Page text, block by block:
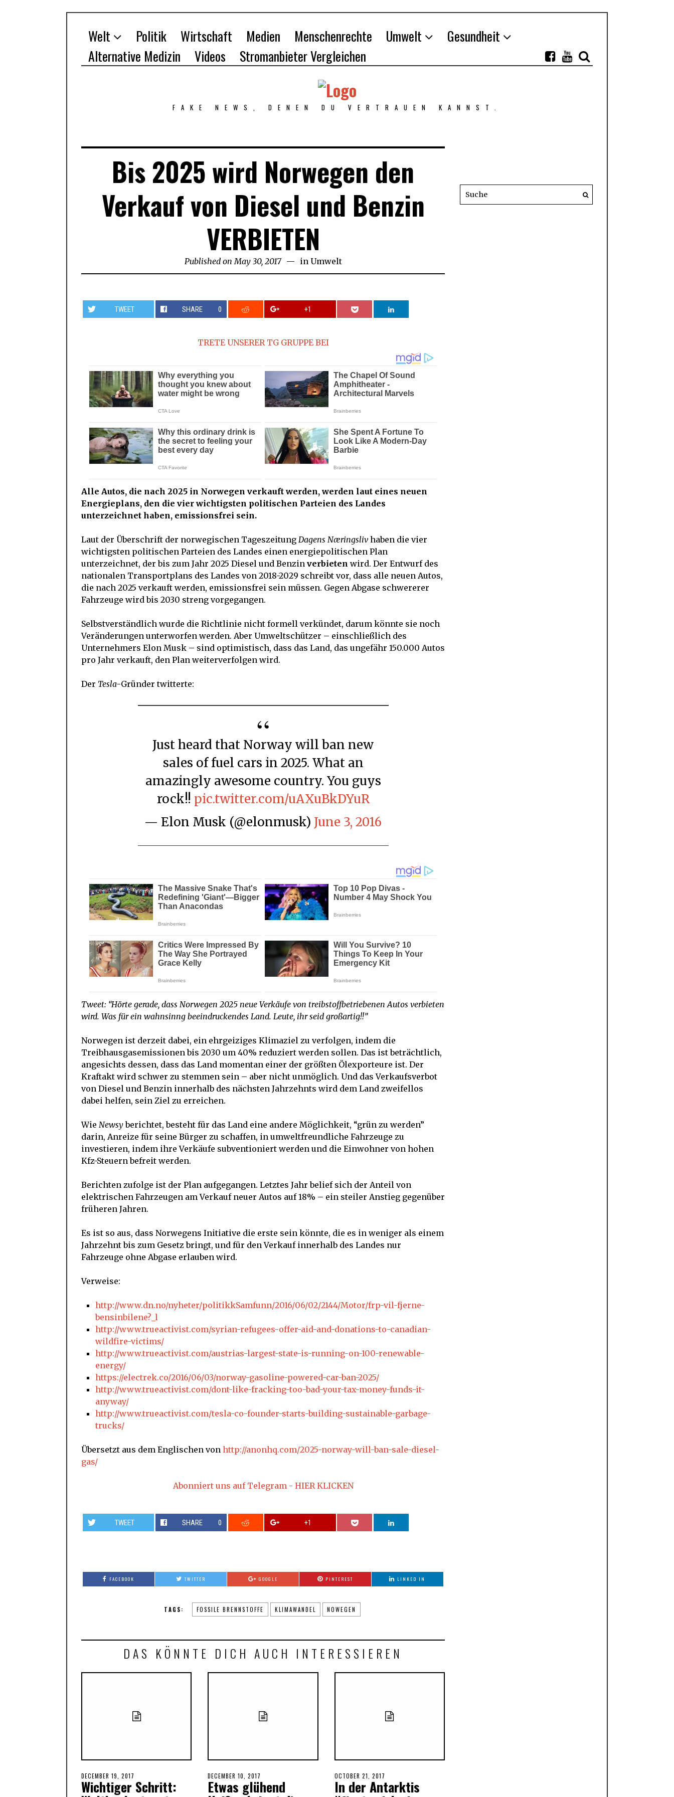
Welt Politik Wirtschaft Medien Menschenrechte Umwelt
Gesundheit
Alternative Medizin
Videos Stromanbieter Vergleichen
FAKE NEWS, DENEN DU VERTRAUEN KANNST.
Bis 2025 wird Norwegen den
Verkauf von Diesel und Benzin
VERBIETEN
Published on May 30, 2017 in Umwelt
TWEET SHARE 0 +1
TRETE UNSERER TG GRUPPE BEI
Alle Autos, die nach 2025 in Norwegen verkauft werden, werden laut eines neuen
Energieplans, den die vier wichtigsten politischen Parteien des Landes
unterzeichnet haben, emissionsfrei sein.
Laut der Überschrift der norwegischen Tageszeitung Dagens Næringsliv haben die vier
wichtigsten politischen Parteien des Landes einen energiepolitischen Plan
unterzeichnet, der bis zum Jahr 2025 Diesel und Benzin verbieten wird. Der Entwurf des
nationalen Transportplans des Landes von 2018-2029 schreibt vor, dass alle neuen Autos,
die nach 2025 verkauft werden, emissionsfrei sein müssen. Gegen Abgase schwererer
Fahrzeuge wird bis 2030 streng vorgegangen.
Selbstverständlich wurde die Richtlinie nicht formell verkündet, darum könnte sie noch
Veränderungen unterworfen werden. Aber Umweltschützer – einschließlich des
Unternehmers Elon Musk – sind optimistisch, dass das Land, das ungefähr 150.000 Autos
pro Jahr verkauft, den Plan weiterverfolgen wird.
Der Tesla-Gründer twitterte:
Just heard that Norway will ban new
sales of fuel cars in 2025. What an
amazingly awesome country. You guys
rock!! pic.twitter.com/uAXuBkDYuR
— Elon Musk (@elonmusk) June 3, 2016
Tweet: “Hörte gerade, dass Norwegen 2025 neue Verkäufe von treibstoffbetriebenen Autos verbieten
wird. Was für ein wahnsinng beeindruckendes Land. Leute, ihr seid großartig!!”
Norwegen ist derzeit dabei, ein ehrgeiziges Klimaziel zu verfolgen, indem die
Treibhausgasemissionen bis 2030 um 40% reduziert werden sollen. Das ist beträchtlich,
angesichts dessen, dass das Land momentan einer der größten Ölexporteure ist. Der
Kraftakt wird schwer zu stemmen sein – aber nicht unmöglich. Und das Verkaufsverbot
von Diesel und Benzin innerhalb des nächsten Jahrzehnts wird dem Land zweifellos
dabei helfen, sein Ziel zu erreichen.
Wie Newsyberichtet, besteht für das Land eine andere Möglichkeit, “grün zu werden”
darin, Anreize für seine Bürger zu schaffen, in umweltfreundliche Fahrzeuge zu
investieren, indem ihre Verkäufe subventioniert werden und die Einwohner von hohen
Kfz-Steuern befreit werden.
Berichten zufolge ist der Plan aufgegangen. Letztes Jahr belief sich der Anteil von
elektrischen Fahrzeugen am Verkauf neuer Autos auf 18% – ein steiler Anstieg gegenüber
früheren Jahren.
Es ist so aus, dass Norwegens Initiative die erste sein könnte, die es in weniger als einem
Jahrzehnt bis zum Gesetz bringt, und für den Verkauf innerhalb des Landes nur
Fahrzeuge ohne Abgase erlauben wird.
Verweise:
http://www.dn.no/nyheter/politikkSamfunn/2016/06/02/2144/Motor/frp-vil-fjerne-
bensinbilene?_l
http://www.trueactivist.com/syrian-refugees-offer-aid-and-donations-to-canadian-
wildfire-victims/
http://www.trueactivist.com/austrias-largest-state-is-running-on-100-renewable-
energy/
https://electrek.co/2016/06/03/norway-gasoline-powered-car-ban-2025/
http://www.trueactivist.com/dont-like-fracking-too-bad-your-tax-money-funds-it-
anyway/
http://www.trueactivist.com/tesla-co-founder-starts-building-sustainable-garbage-
trucks/
Übersetzt aus dem Englischen von http://anonhq.com/2025-norway-will-ban-sale-diesel-
gas/
Abonniert uns auf Telegram - HIER KLICKEN
TWEET SHARE 0 +1
FACEBOOK TWITTER GOOGLE PINTEREST LINKED IN
TAGS: FOSSILE BRENNSTOFFE KLIMAWANDEL NOWEGEN
DAS KÖNNTE DICH AUCH INTERESSIEREN
POSTED
ON
DECEMBER 19, 2017
Wichtiger Schritt:
POSTED
ON
DECEMBER 10, 2017
29,
2018
Etwas glühend
POSTED
ON
OCTOBER 21, 2017
In der Antarktis